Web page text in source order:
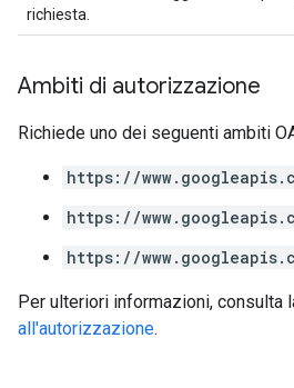
richiesta.
Ambiti di autorizzazione
Richiede uno dei seguenti ambiti
https://
https://
https://
Per ulteriori informazioni, consulta
all'autorizzazione.